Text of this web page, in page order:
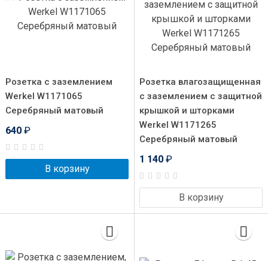
Розетка с заземлением
Werkel W1171065
Серебряный матовый
640 ₽
В корзину
Розетка влагозащищенная
с заземлением с защитной
крышкой и шторками
Werkel W1171265
Серебряный матовый
1 140 ₽
В корзину